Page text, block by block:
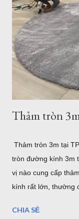
nhiều ở Vũng Tàu.
Homestead Vũng
Showroom tại
tuyến và xem các
Thảm Đẹp tại:
Thảm tròn
Thảm tròn 3m tại
tròn đường kính 3m
vị nào cung cấp
kính rất lớn, thường
lưu ý rằng đây là
CHIA SẺ